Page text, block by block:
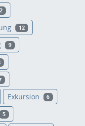
12
9
Exkursion 6
5